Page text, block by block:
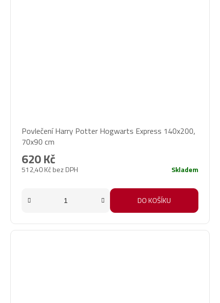
Povlečení Harry Potter Hogwarts Express 140x200,
70x90 cm
512,40 Kč bez DPH
620 Kč
Skladem
DO KOŠÍKU